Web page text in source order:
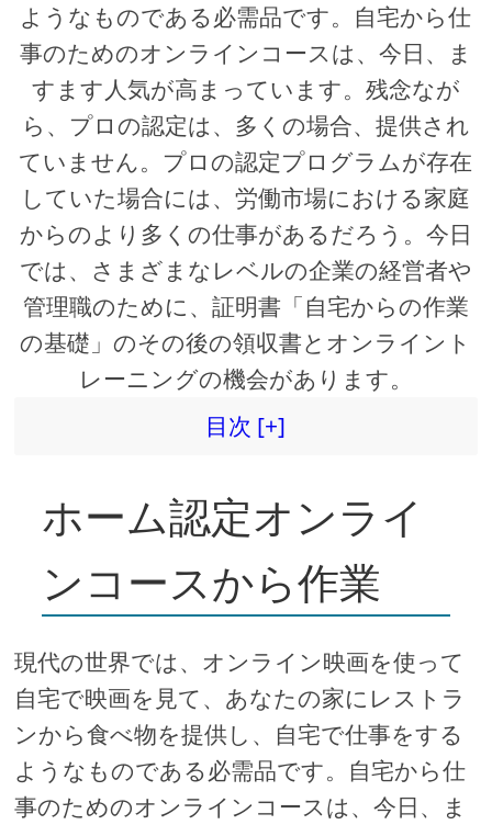
ようなものである必需品です。自宅から仕
事のためのオンラインコースは、今日、ま
すます人気が高まっています。残念なが
ら、プロの認定は、多くの場合、提供され
ていません。プロの認定プログラムが存在
していた場合には、労働市場における家庭
からのより多くの仕事があるだろう。今日
では、さまざまなレベルの企業の経営者や
管理職のために、証明書「自宅からの作業
の基礎」のその後の領収書とオンライント
レーニングの機会があります。
目次 [+]
ホーム認定オンライ
ンコースから作業
現代の世界では、オンライン映画を使って
自宅で映画を見て、あなたの家にレストラ
ンから食べ物を提供し、自宅で仕事をする
ようなものである必需品です。自宅から仕
事のためのオンラインコースは、今日、ま